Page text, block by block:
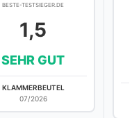
BESTE-TESTSIEGER.DE
1,5
SEHR GUT
KLAMMERBEUTEL
07/2026